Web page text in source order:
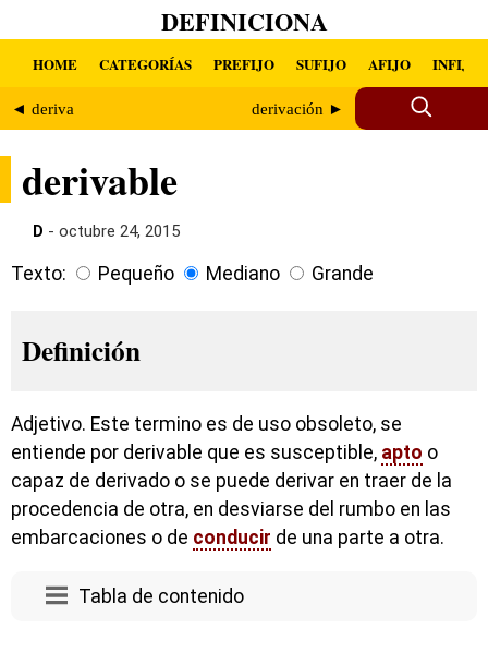
DEFINICIONA
HOME CATEGORÍAS PREFIJO SUFIJO AFIJO INFIJO
◄ deriva derivación ►
derivable
D - octubre 24, 2015
Texto: Pequeño Mediano Grande
Definición
Adjetivo. Este termino es de uso obsoleto, se
entiende por derivable que es susceptible, apto o
capaz de derivado o se puede derivar en traer de la
procedencia de otra, en desviarse del rumbo en las
embarcaciones o de conducir de una parte a otra.
Tabla de contenido